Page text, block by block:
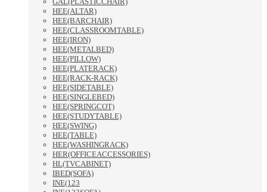
HEE(ALTAR)
HEE(BARCHAIR)
HEE(CLASSROOMTABLE)
HEE(IRON)
HEE(METALBED)
HEE(PILLOW)
HEE(PLATERACK)
HEE(RACK-RACK)
HEE(SIDETABLE)
HEE(SINGLEBED)
HEE(SPRINGCOT)
HEE(STUDYTABLE)
HEE(SWING)
HEE(TABLE)
HEE(WASHINGRACK)
HER(OFFICEACCESSORIES)
HL(TVCABINET)
IBED(SOFA)
INE(123